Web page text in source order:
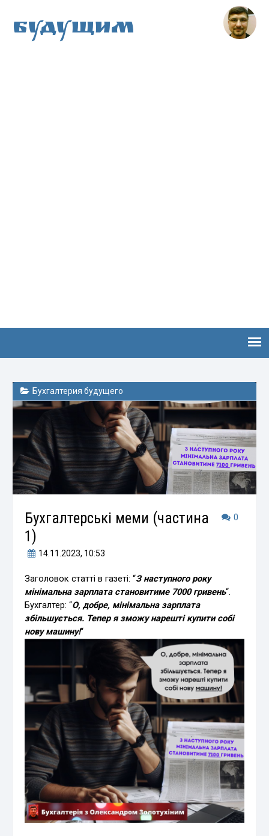
Будущим
Бухгалтерия будущего
0
Бухгалтерські меми (частина
1)
14.11.2023, 10:53
Заголовок статті в газеті: “З наступного року
мінімальна зарплата становитиме 7000 гривень“.
Бухгалтер: “О, добре, мінімальна зарплата
збільшується. Тепер я зможу нарешті купити собі
нову машину!“